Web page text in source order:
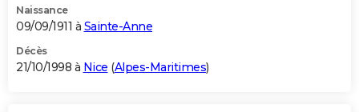
Naissance
09/09/1911 à Sainte-Anne
Décès
21/10/1998 à Nice (Alpes-Maritimes)